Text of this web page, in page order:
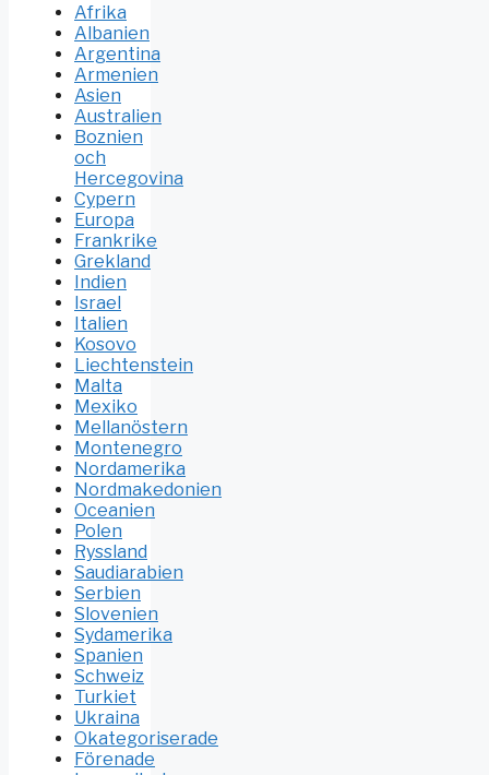
Afrika
Albanien
Argentina
Armenien
Asien
Australien
Boznien
och
Hercegovina
Cypern
Europa
Frankrike
Grekland
Indien
Israel
Italien
Kosovo
Liechtenstein
Malta
Mexiko
Mellanöstern
Montenegro
Nordamerika
Nordmakedonien
Oceanien
Polen
Ryssland
Saudiarabien
Serbien
Slovenien
Sydamerika
Spanien
Schweiz
Turkiet
Ukraina
Okategoriserade
Förenade